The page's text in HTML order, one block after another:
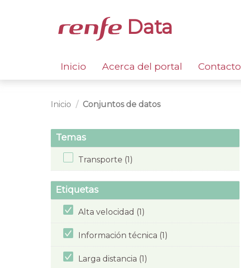
Data
Inicio Acerca del portal Contacto
Inicio Conjuntos de datos
Temas
Transporte (1)
Etiquetas
Alta velocidad (1)
Información técnica (1)
Larga distancia (1)